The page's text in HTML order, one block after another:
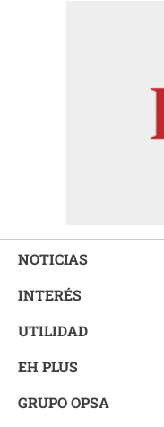
NOTICIAS
INTERÉS
UTILIDAD
EH PLUS
GRUPO OPSA